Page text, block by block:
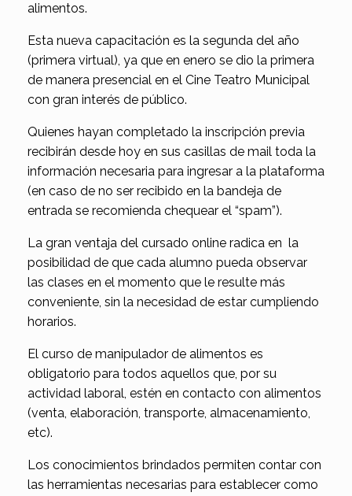
alimentos.
Esta nueva capacitación es la segunda del año
(primera virtual), ya que en enero se dio la primera
de manera presencial en el Cine Teatro Municipal
con gran interés de público.
Quienes hayan completado la inscripción previa
recibirán desde hoy en sus casillas de mail toda la
información necesaria para ingresar a la plataforma
(en caso de no ser recibido en la bandeja de
entrada se recomienda chequear el “spam”).
La gran ventaja del cursado online radica en la
posibilidad de que cada alumno pueda observar
las clases en el momento que le resulte más
conveniente, sin la necesidad de estar cumpliendo
horarios.
El curso de manipulador de alimentos es
obligatorio para todos aquellos que, por su
actividad laboral, estén en contacto con alimentos
(venta, elaboración, transporte, almacenamiento,
etc).
Los conocimientos brindados permiten contar con
las herramientas necesarias para establecer como